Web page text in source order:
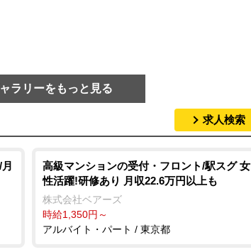
ラリーをもっと見る
求人検索
高級マンションの受付・フロント/駅スグ 女
性活躍!研修あり 月収22.6万円以上も
株式会社ベアーズ
時給1,350円～
アルバイト・パート / 東京都